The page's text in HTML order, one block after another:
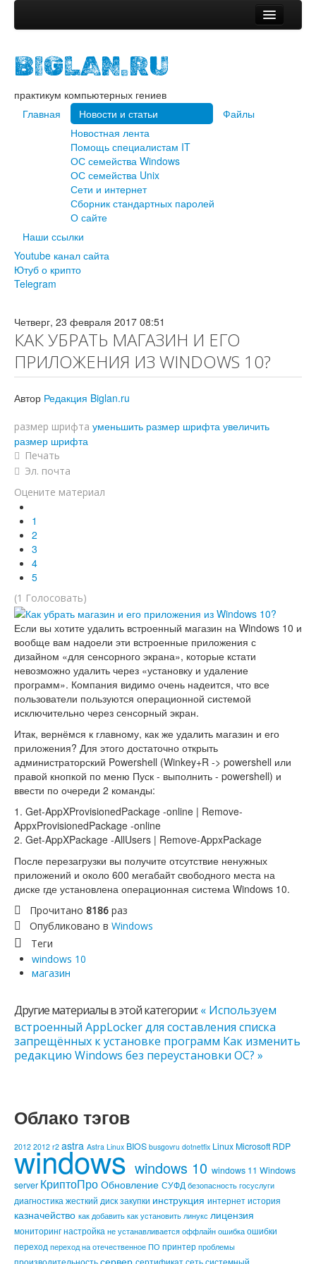
Новости и статьи
Помощь специалистам IT
ОС семейства Windows
ОС семейства Unix
Сети и интернет
Сборник стандартных паролей
Файлы
Наши ссылки
Ютуб о крипто
Telegram
BIGLAN.RU
практикум компьютерных гениев
Главная
Новости и статьи
Новостная лента
Помощь специалистам IT
ОС семейства Windows
ОС семейства Unix
Сети и интернет
Сборник стандартных паролей
О сайте
Файлы
Наши ссылки
Youtube канал сайта
Ютуб о крипто
Telegram
Четверг, 23 февраля 2017 08:51
КАК УБРАТЬ МАГАЗИН И ЕГО
ПРИЛОЖЕНИЯ ИЗ WINDOWS 10?
Автор Редакция Biglan.ru
размер шрифта уменьшить размер шрифта увеличить
размер шрифта
Печать
Эл. почта
Оцените материал
1
2
3
4
5
(1 Голосовать)
Если вы хотите удалить встроенный магазин на Windows 10 и
вообще вам надоели эти встроенные приложения с
дизайном «для сенсорного экрана», которые кстати
невозможно удалить через «установку и удаление
программ». Компания видимо очень надеится, что все
пользователи пользуются операционной системой
исключительно через сенсорный экран.
Итак, вернёмся к главному, как же удалить магазин и его
приложения? Для этого достаточно открыть
администраторский Powershell (Winkey+R -> powershell или
правой кнопкой по меню Пуск - выполнить - powershell) и
ввести по очереди 2 команды:
1. Get-AppXProvisionedPackage -online | Remove-
AppxProvisionedPackage -online
2. Get-AppXPackage -AllUsers | Remove-AppxPackage
После перезагрузки вы получите отсутствие ненужных
приложений и около 600 мегабайт свободного места на
диске где установлена операционная система Windows 10.
Прочитано 8186 раз
Опубликовано в Windows
Теги
windows 10
магазин
Другие материалы в этой категории: « Используем
встроенный AppLocker для составления списка
запрещённых к установке программ Как изменить
редакцию Windows без переустановки OC? »
Облако тэгов
2012 2012 r2 astra Astra Linux BIOS busgovru dotnetfix Linux MicrosoftRDP
windowswindows 10 windows 11 Windows
server КриптоПро Обновление СУФД безопасность госуслуги
диагностикажесткий дискзакупки инструкция интернетистория
казначейство как добавить как установить линукс лицензия
мониторингнастройка не устанавливается оффлайн ошибка ошибки
переход переход на отечественное ПО принтер проблемы